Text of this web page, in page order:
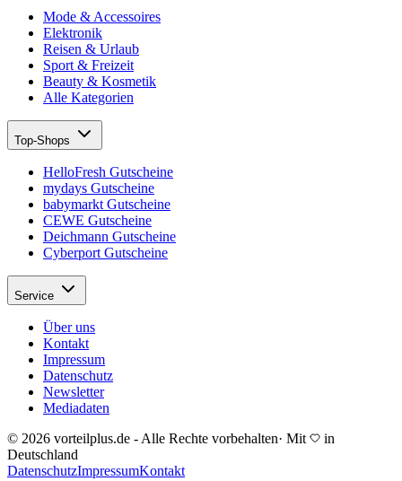
Mode & Accessoires
Elektronik
Reisen & Urlaub
Sport & Freizeit
Beauty & Kosmetik
Alle Kategorien
Top-Shops
HelloFresh Gutscheine
mydays Gutscheine
babymarkt Gutscheine
CEWE Gutscheine
Deichmann Gutscheine
Cyberport Gutscheine
Service
Über uns
Kontakt
Impressum
Datenschutz
Newsletter
Mediadaten
© 2026 vorteilplus.de - Alle Rechte vorbehalten· Mit
in
Deutschland
DatenschutzImpressumKontakt